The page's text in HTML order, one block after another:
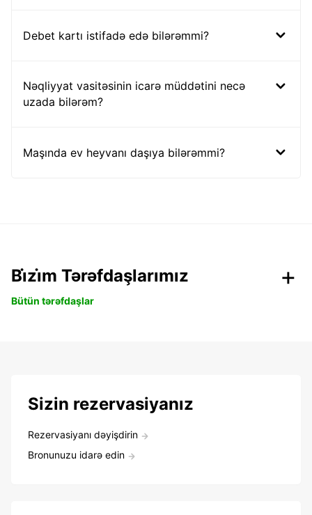
Debet kartı istifadə edə bilərəmmi?
Nəqliyyat vasitəsinin icarə müddətini necə
uzada bilərəm?
Maşında ev heyvanı daşıya bilərəmmi?
Bi̇zi̇m Tərəfdaşlarımız
Bütün tərəfdaşlar
Sizin rezervasiyanız
Rezervasiyanı dəyişdirin
Bronunuzu idarə edin